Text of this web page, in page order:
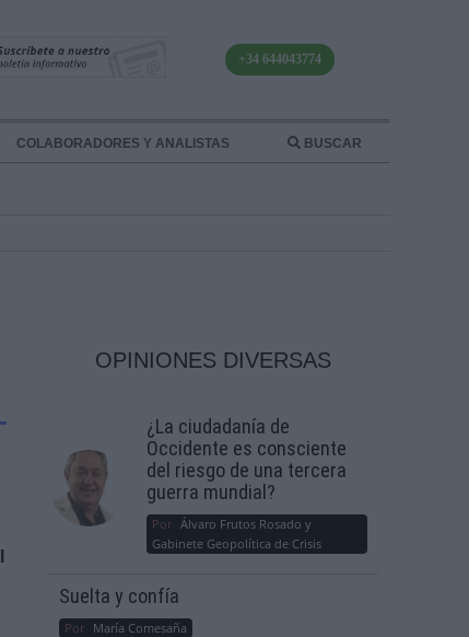
+34 644043774
COLABORADORES Y ANALISTAS BUSCAR
OPINIONES DIVERSAS
¿La ciudadanía de
Occidente es consciente
del riesgo de una tercera
guerra mundial?
Por Álvaro Frutos Rosado y
Gabinete Geopolítica de Crisis
Suelta y confía
Por María Comesaña